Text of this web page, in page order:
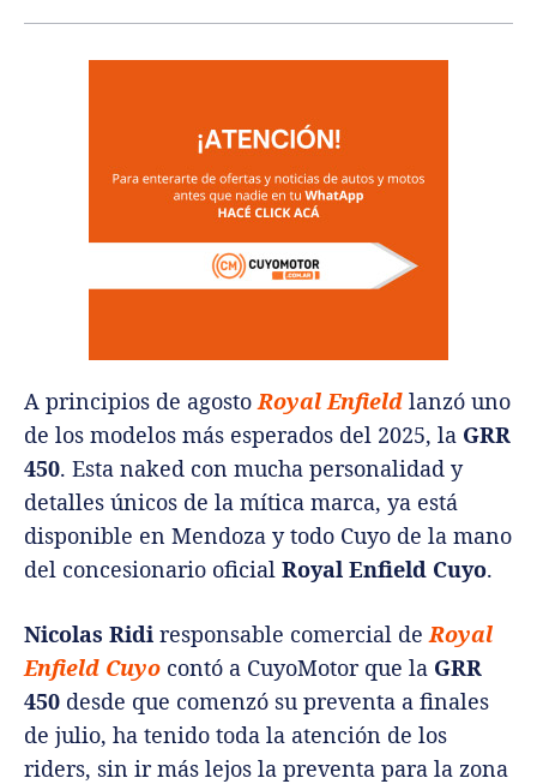
A principios de agosto Royal Enfield lanzó uno
de los modelos más esperados del 2025, la GRR
450. Esta naked con mucha personalidad y
detalles únicos de la mítica marca, ya está
disponible en Mendoza y todo Cuyo de la mano
del concesionario oficial Royal Enfield Cuyo.
Nicolas Ridi responsable comercial de Royal
Enfield Cuyo contó a CuyoMotor que la GRR
450 desde que comenzó su preventa a finales
de julio, ha tenido toda la atención de los
riders, sin ir más lejos la preventa para la zona